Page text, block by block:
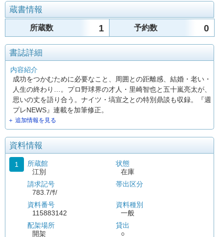
蔵書情報
所蔵数 1 予約数 0
書誌詳細
内容紹介
成功をつかむために必要なこと、周囲との距離感、結婚・老い・
人生の終わり…。プロ野球界の才人・里崎智也と五十嵐亮太が、
思いの丈を語り合う。ナイツ・塙宣之との特別鼎談も収録。『週
プレNEWS』連載を加筆修正。
＋ 追加情報を見る
資料情報
1
所蔵館
江別
請求記号
783.7/ｻ/
資料番号
115883142
配架場所
開架
状態
在庫
帯出区分
資料種別
一般
貸出
○